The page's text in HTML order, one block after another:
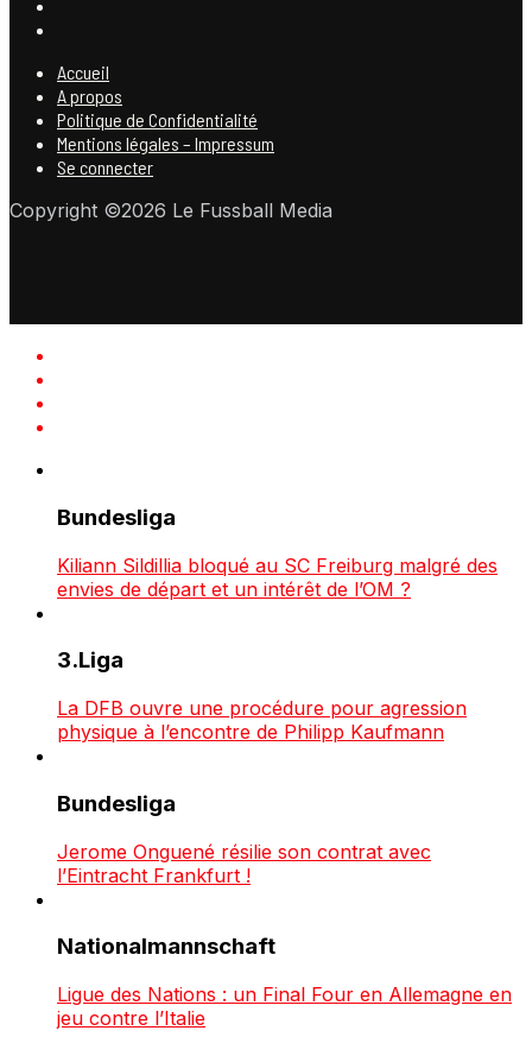
Accueil
A propos
Politique de Confidentialité
Mentions légales – Impressum
Se connecter
Copyright ©2026 Le Fussball Media
Bundesliga
Kiliann Sildillia bloqué au SC Freiburg malgré des
envies de départ et un intérêt de l’OM ?
3.Liga
La DFB ouvre une procédure pour agression
physique à l’encontre de Philipp Kaufmann
Bundesliga
Jerome Onguené résilie son contrat avec
l’Eintracht Frankfurt !
Nationalmannschaft
Ligue des Nations : un Final Four en Allemagne en
jeu contre l’Italie